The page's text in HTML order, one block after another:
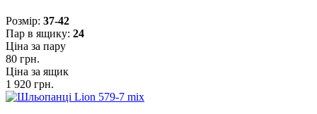
Розмiр: 37-42
Пар в ящику: 24
Ціна за пару
80 грн.
Ціна за ящик
1 920 грн.